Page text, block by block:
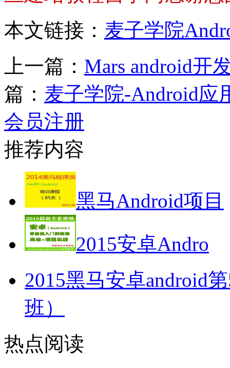
本文链接： 麦子学院
上一篇： Mars android开
篇： 麦子学院-Android应
会员注册
推荐内容
黑马Android项目
2015安卓Andro
2015黑马安卓android
班）
热点阅读